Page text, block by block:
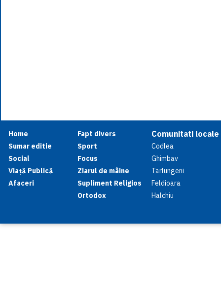
Home
Sumar editie
Social
Viață Publică
Afaceri
Fapt divers
Sport
Focus
Ziarul de mâine
Supliment Religios
Ortodox
Comunitati locale
Codlea
Ghimbav
Tarlungeni
Feldioara
Halchiu